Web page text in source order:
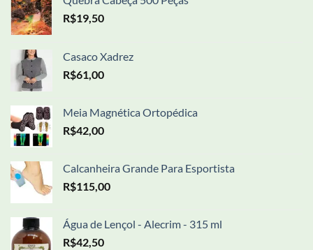
R$19,50
Casaco Xadrez
R$61,00
Meia Magnética Ortopédica
R$42,00
Calcanheira Grande Para Esportista
R$115,00
Água de Lençol - Alecrim - 315 ml
R$42,50